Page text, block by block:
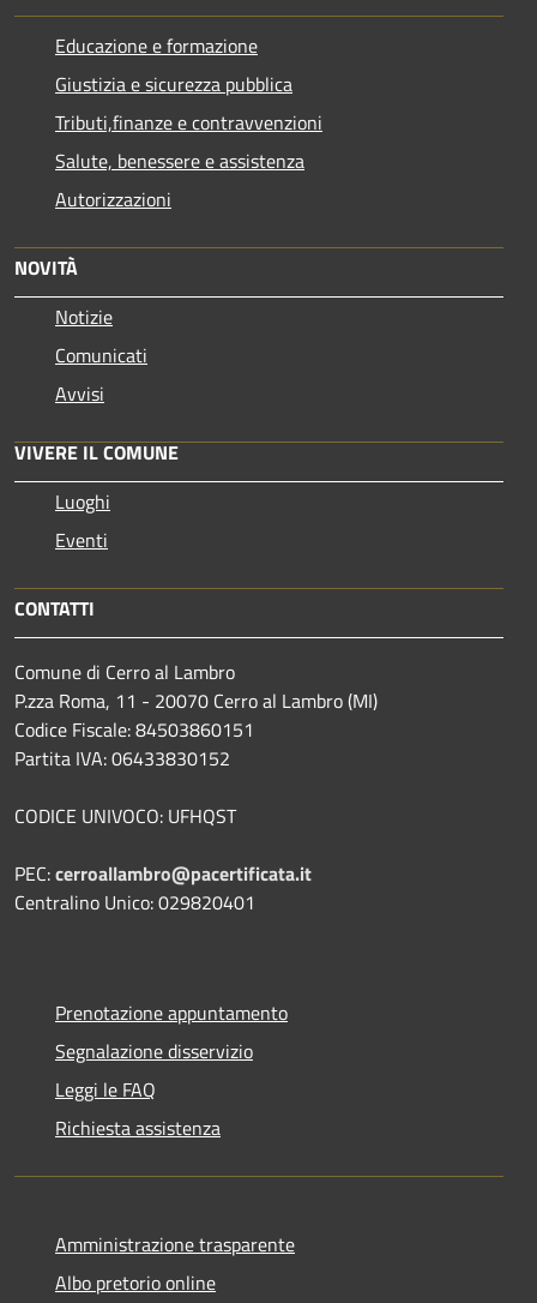
Educazione e formazione
Giustizia e sicurezza pubblica
Tributi,finanze e contravvenzioni
Salute, benessere e assistenza
Autorizzazioni
NOVITÀ
Notizie
Comunicati
Avvisi
VIVERE IL COMUNE
Luoghi
Eventi
CONTATTI
Comune di Cerro al Lambro
P.zza Roma, 11 - 20070 Cerro al Lambro (MI)
Codice Fiscale: 84503860151
Partita IVA: 06433830152
CODICE UNIVOCO: UFHQST
PEC:cerroallambro@pacertificata.it
Centralino Unico: 029820401
Prenotazione appuntamento
Segnalazione disservizio
Leggi le FAQ
Richiesta assistenza
Amministrazione trasparente
Albo pretorio online